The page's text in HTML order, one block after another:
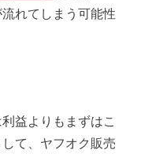
れてしまう可能性
益よりもまずはこ
て、ヤフオク販売